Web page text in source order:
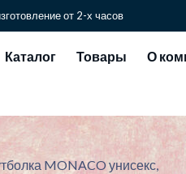
от 2-х часов
Каталог Товары О
MONACO унисекс,